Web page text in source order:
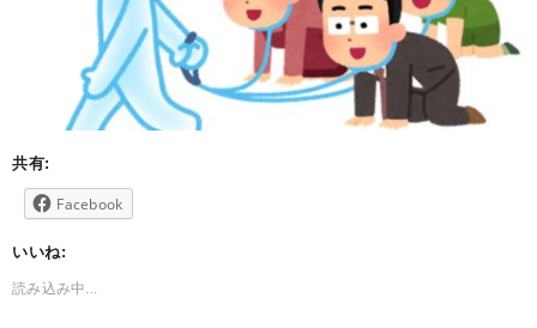
共有:
Facebook
いいね:
読み込み中...